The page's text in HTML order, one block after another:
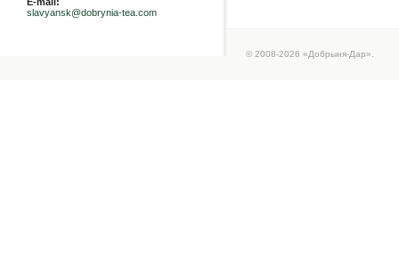
slavyansk@dobrynia-tea.com
© 2008-2026 «Добрыня-Дар».